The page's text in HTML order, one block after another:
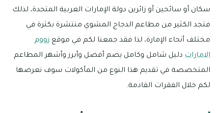
سكان أو سائحين أو زائرين دولة الإمارات العربية المتحدة، لذلك
فتجد الكثير من مطاعم الدجاج المشوي منتشرة بكثرة في
مختلف أنحاء الإمارة، لذا فقد جمعنا لكم في موقع زووم
الامارات دليل شامل وكامل يضم أفضل وأبرز وأشهر المطاعم
المتخصصة في تقديم هذا النوع من المأكولات سوف نعرضها
لكم خلال الفقرات القادمة.